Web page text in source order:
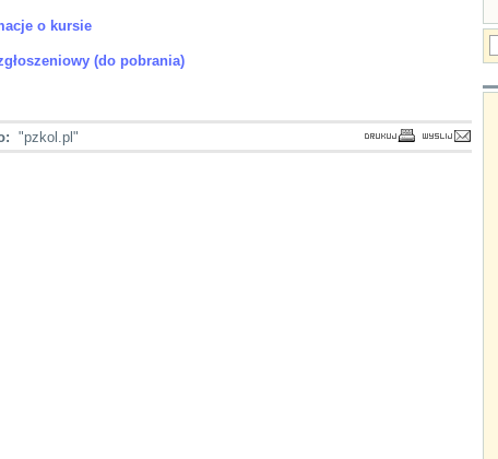
o kursie
(do pobrania)
"pzkol.pl"